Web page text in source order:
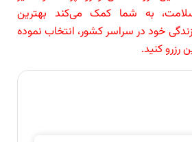
به شما کمک می‌کند بهترین
خود در سراسر کشور، انتخاب نموده
رزرو کنید.